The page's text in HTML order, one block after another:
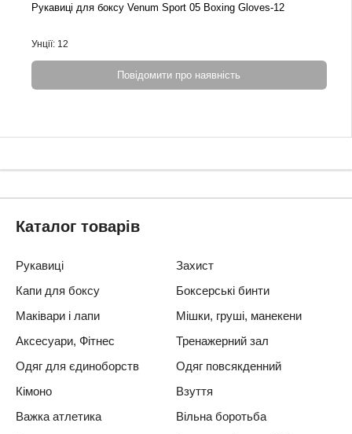
Рукавиці для боксу Venum Sport 05 Boxing Gloves-12
Унції: 12
Повідомити про наявність
Каталог товарів
Рукавиці
Захист
Капи для боксу
Боксерські бинти
Маківари і лапи
Мішки, груші, манекени
Аксесуари, Фітнес
Тренажерний зал
Одяг для єдиноборств
Одяг повсякденний
Кімоно
Взуття
Важка атлетика
Вільна боротьба